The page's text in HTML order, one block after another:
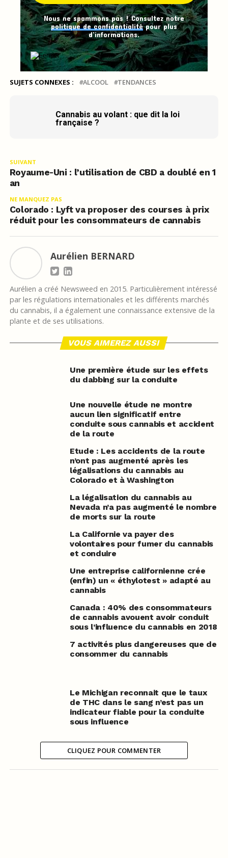
Nous ne spammons pas ! Consultez notre
politique de confidentialitépour plus
d’informations.
SUJETS CONNEXES : ALCOOL TENDANCES
Cannabis au volant : que dit la loi
française ?
SUIVANT
Royaume-Uni : l’utilisation de CBD a doublé en 1
an
NE MANQUEZ PAS
Colorado : Lyft va proposer des courses à prix
réduit pour les consommateurs de cannabis
Aurélien BERNARD
Aurélien a créé Newsweed en 2015. Particulièrement intéressé
par les régulations internationales et les différents marchés
du cannabis, il a également une connaissance extensive de la
plante et de ses utilisations.
VOUS AIMEREZ AUSSI
Une première étude sur les effets
du dabbing sur la conduite
Une nouvelle étude ne montre
aucun lien significatif entre
conduite sous cannabis et accident
de la route
Etude : Les accidents de la route
n’ont pas augmenté après les
légalisations du cannabis au
Colorado et à Washington
La légalisation du cannabis au
Nevada n’a pas augmenté le nombre
de morts sur la route
La Californie va payer des
volontaires pour fumer du cannabis
et conduire
Une entreprise californienne crée
(enfin) un « éthylotest » adapté au
cannabis
Canada : 40% des consommateurs
de cannabis avouent avoir conduit
sous l’influence du cannabis en 2018
7 activités plus dangereuses que de
consommer du cannabis
Le Michigan reconnait que le taux
de THC dans le sang n’est pas un
indicateur fiable pour la conduite
sous influence
CLIQUEZ POUR COMMENTER